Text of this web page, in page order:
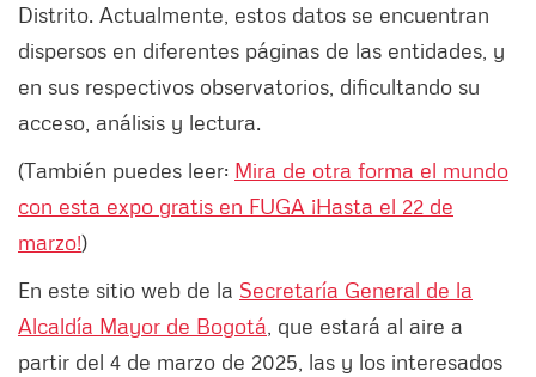
Distrito. Actualmente, estos datos se encuentran
dispersos en diferentes páginas de las entidades, y
en sus respectivos observatorios, dificultando su
acceso, análisis y lectura.
(También puedes leer: Mira de otra forma el mundo
con esta expo gratis en FUGA ¡Hasta el 22 de
marzo!)
En este sitio web de la Secretaría General de la
Alcaldía Mayor de Bogotá , que estará al aire a
partir del 4 de marzo de 2025, las y los interesados